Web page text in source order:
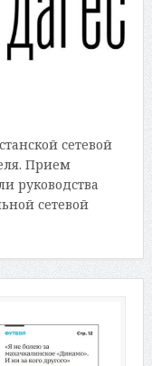
сетевой
Прием
руководства
сетевой